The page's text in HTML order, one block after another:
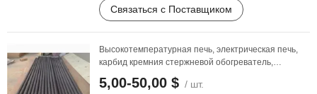
Связаться с Поставщиком
Высокотемпературная печь, электрическая печь,
карбид кремния стержневой обогреватель,
5,00-50,00 $ / шт.